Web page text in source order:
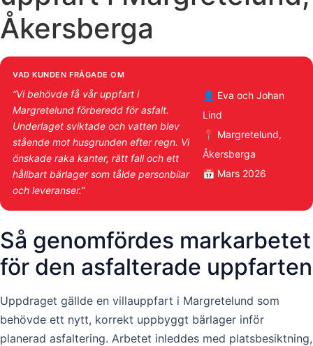
Åkersberga
VAD KUNDEN FRÅGADE OM
“Vi behövde få vår uppfart i
Margretelund förberedd för asfalt.
Underlaget sviktade och vatten blev
stående mot husgrunden efter regn. Vi
önskade raka kanter, rätt fall och ett
hållbart bärlager som tålde personbilar
och leveranser.”
👤 Eva och Johan
Lind
📍 Margretelund,
Åkersberga
📅 Mars 2026
Så genomfördes markarbetet
för den asfalterade uppfarten
Uppdraget gällde en villauppfart i Margretelund som
behövde ett nytt, korrekt uppbyggt bärlager inför
planerad asfaltering. Arbetet inleddes med platsbesiktning,